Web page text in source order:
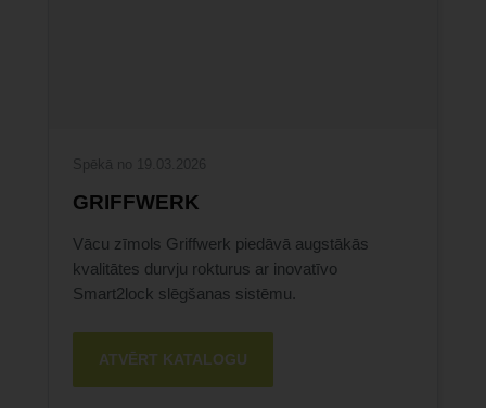
GRIFFWERK
Vācu zīmols Griffwerk piedāvā augstākās
kvalitātes durvju rokturus ar inovatīvo
Smart2lock slēgšanas sistēmu.
ATVĒRT KATALOGU